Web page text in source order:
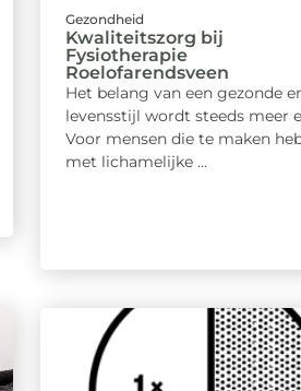
Gezondheid
Kwaliteitszorg bij
Fysiotherapie
Roelofarendsveen
Het belang van een gezonde
levensstijl wordt steeds meer
Voor mensen die te maken
met lichamelijke ...